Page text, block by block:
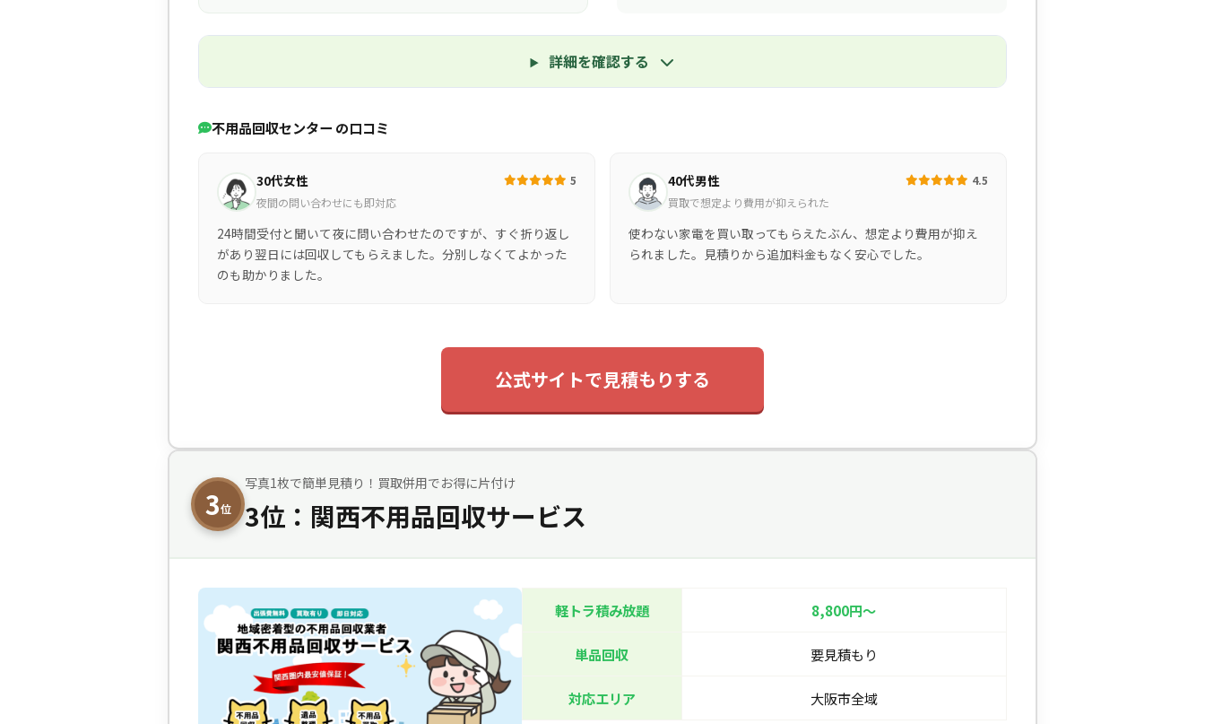
詳細を確認する
不用品回収センター の口コミ
30代女性
夜間の問い合わせにも即対応
5
24時間受付と聞いて夜に問い合わせたのですが、すぐ折り返し
があり翌日には回収してもらえました。分別しなくてよかった
のも助かりました。
40代男性
買取で想定より費用が抑えられた
4.5
使わない家電を買い取ってもらえたぶん、想定より費用が抑え
られました。見積りから追加料金もなく安心でした。
公式サイトで見積もりする
3位
写真1枚で簡単見積り！買取併用でお得に片付け
3位：関西不用品回収サービス
軽トラ積み放題 8,800円〜
単品回収 要見積もり
対応エリア 大阪市全域